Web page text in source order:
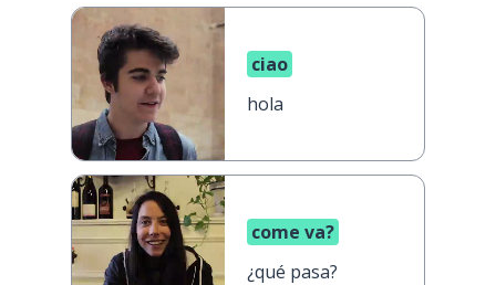
ciao
hola
come va?
¿qué pasa?